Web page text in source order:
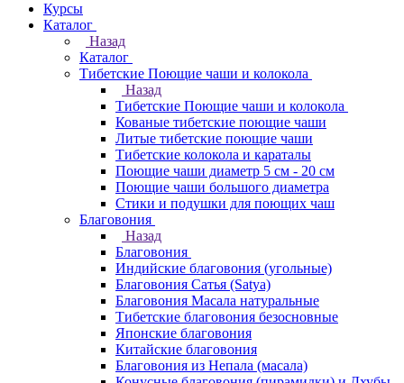
Курсы
Каталог
Назад
Каталог
Тибетские Поющие чаши и колокола
Назад
Тибетские Поющие чаши и колокола
Кованые тибетские поющие чаши
Литые тибетские поющие чаши
Тибетские колокола и караталы
Поющие чаши диаметр 5 см - 20 см
Поющие чаши большого диаметра
Стики и подушки для поющих чаш
Благовония
Назад
Благовония
Индийские благовония (угольные)
Благовония Сатья (Satya)
Благовония Масала натуральные
Тибетские благовония безосновные
Японские благовония
Китайские благовония
Благовония из Непала (масала)